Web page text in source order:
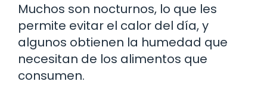
Muchos son nocturnos, lo que les
permite evitar el calor del día, y
algunos obtienen la humedad que
necesitan de los alimentos que
consumen.